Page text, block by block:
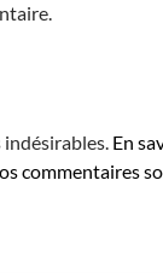
En
commentaires